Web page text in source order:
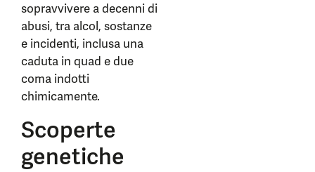
sopravvivere a decenni di
abusi, tra alcol, sostanze
e incidenti, inclusa una
caduta in quad e due
coma indotti
chimicamente.
Scoperte
genetiche